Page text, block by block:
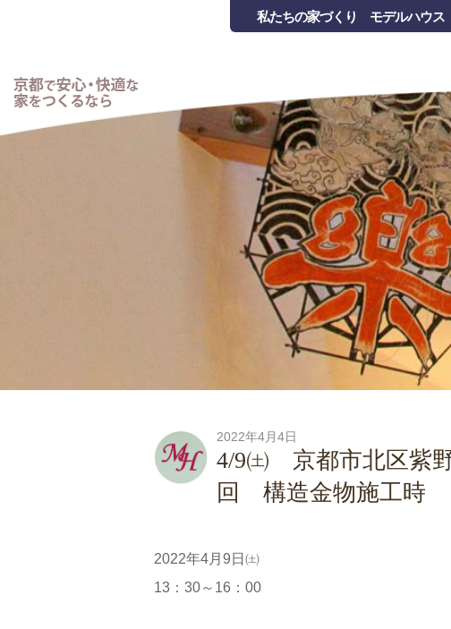
私たちの家づくり モデルハウス
2022年4月4日
4/9㈯ 京都市北区紫
回 構造金物施工時
2022年4月9日㈯
13：30～16：00